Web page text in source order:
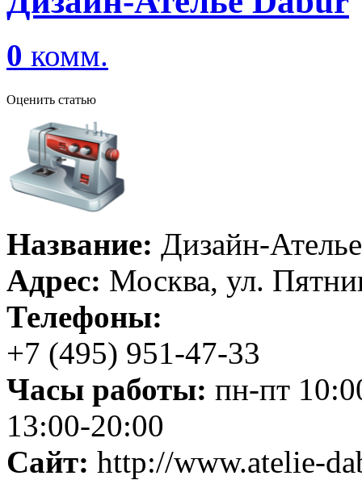
0 комм.
Оценить статью
Название: Дизайн-
Адрес: Москва, ул.
Телефоны:
+7 (495) 951-47-33
Часы работы: пн-пт
13:00-20:00
Сайт: http://www.atelie-